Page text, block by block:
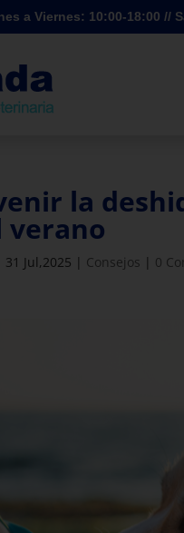
a Viernes: 10:00-18:00 //
la
31 Jul,2025 | Consejos | 0